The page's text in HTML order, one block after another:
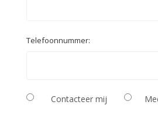
Telefoonnummer:
Contacteer mij